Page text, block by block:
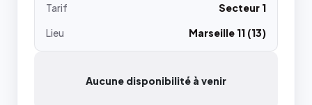
Tarif
Secteur 1
Lieu
Marseille 11 (13)
Aucune disponibilité à venir